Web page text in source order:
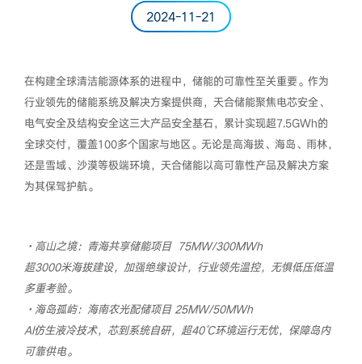
2024-11-21
在构建全球清洁能源体系的进程中，储能的可靠性至关重要。作为
行业领先的储能系统及解决方案提供商，天合储能聚焦电芯安全、
电气安全及结构安全这三大产品安全基石，累计实现超7.5GWh的
全球交付，覆盖100多个国家与地区。无论是高海拔、海岛、雨林，
还是雪域、沙漠等极端环境，天合储能以高可靠性产品及解决方案
为其保驾护航。
·高山之境：青海共享储能项目 75MW/300MWh
超3000米海拔建设，加强绝缘设计，行业领先温控，无惧低压低温
多重考验。
·海岛孤屿：海南农光配储项目 25MW/50MWh
AI仿生液冷技术，芯到系统自研，超40℃环境运行无忧，保障岛内
可靠供电。